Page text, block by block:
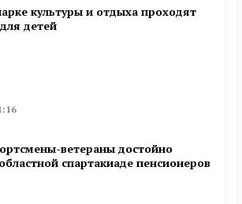
культуры и отдыха проходят
детей
ветераны достойно
спартакиаде пенсионеров